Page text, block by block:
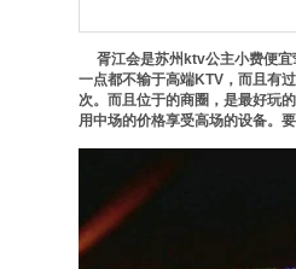
胥江会是苏州ktv公主小费便宜
一点都不输于高端KTV，而且有
次。而且位于的商圈，是最好玩
用中场的价格享受高场的设备。